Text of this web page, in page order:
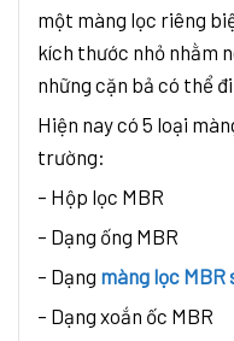
một màng lọc riêng
kích thước nhỏ nhằm
những cặn bả có thể đi
Hiện nay có 5 loại
trường:
– Hộp lọc MBR
– Dạng ống MBR
– Dạng màng lọc MBR
– Dạng xoắn ốc MBR